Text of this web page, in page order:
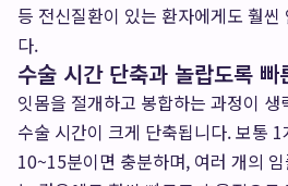
등 전신질환이 있는 환자에게도 훨씬
다.
수술 시간 단축과 놀랍도록 빠
잇몸을 절개하고 봉합하는 과정이 생
수술 시간이 크게 단축됩니다. 보통
10~15분이면 충분하며, 여러 개의